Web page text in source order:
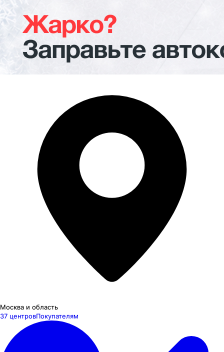
Москва и область
37 центровПокупателям